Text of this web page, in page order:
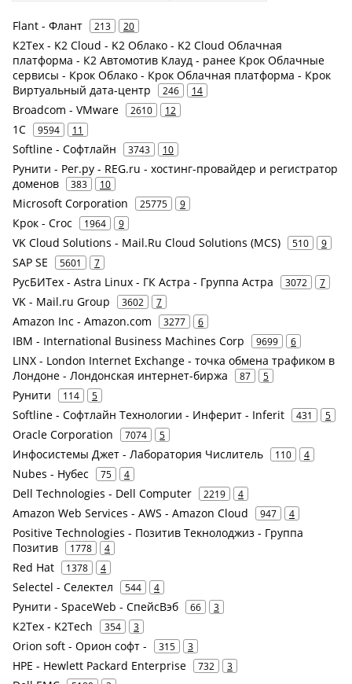
Flant - Флант 213 20
К2Тех - K2 Cloud - K2 Облако - K2 Cloud Облачная
платформа - К2 Автомотив Клауд - ранее Крок Облачные
сервисы - Крок Облако - Крок Облачная платформа - Крок
Виртуальный дата-центр
246 14
Broadcom - VMware 2610 12
1С 9594 11
Softline - Софтлайн 3743 10
Рунити - Рег.ру - REG.ru - хостинг-провайдер и регистратор
доменов
383 10
Microsoft Corporation 25775 9
Крок - Croc 1964 9
VK Cloud Solutions - Mail.Ru Cloud Solutions (MCS) 510 9
SAP SE 5601 7
РусБИТех - Astra Linux - ГК Астра - Группа Астра 3072 7
VK - Mail.ru Group 3602 7
Amazon Inc - Amazon.com 3277 6
IBM - International Business Machines Corp 9699 6
LINX - London Internet Exchange - точка обмена трафиком в
Лондоне - Лондонская интернет-биржа
87 5
Рунити 114 5
Softline - Софтлайн Технологии - Инферит - Inferit 431 5
Oracle Corporation 7074 5
Инфосистемы Джет - Лаборатория Числитель 110 4
Nubes - Нубес 75 4
Dell Technologies - Dell Computer 2219 4
Amazon Web Services - AWS - Amazon Cloud 947 4
Positive Technologies - Позитив Текнолоджиз - Группа
Позитив
1778 4
Red Hat 1378 4
Selectel - Селектел 544 4
Рунити - SpaceWeb - СпейсВэб 66 3
К2Тех - K2Tech 354 3
Orion soft - Орион софт - 315 3
HPE - Hewlett Packard Enterprise 732 3